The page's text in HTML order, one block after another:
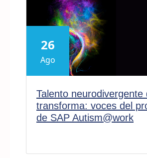
26
Ago
Talento neurodivergente
transforma: voces del
de SAP Autism@work